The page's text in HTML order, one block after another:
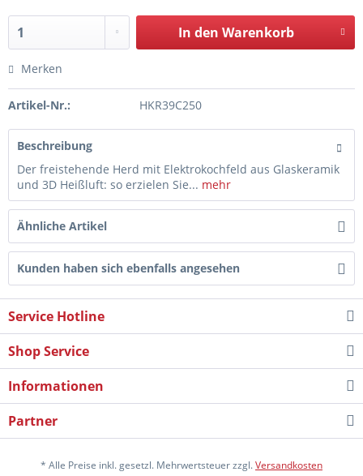
In den Warenkorb
Merken
Artikel-Nr.: HKR39C250
Beschreibung
Der freistehende Herd mit Elektrokochfeld aus Glaskeramik
und 3D Heißluft: so erzielen Sie... mehr
Ähnliche Artikel
Kunden haben sich ebenfalls angesehen
Service Hotline
Shop Service
Informationen
Partner
* Alle Preise inkl. gesetzl. Mehrwertsteuer zzgl.Versandkosten